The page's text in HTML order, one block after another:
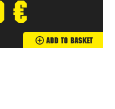
€
Add To Basket